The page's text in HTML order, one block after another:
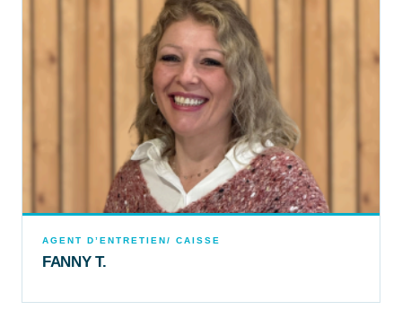
AGENT D’ENTRETIEN/ CAISSE
FANNY T.